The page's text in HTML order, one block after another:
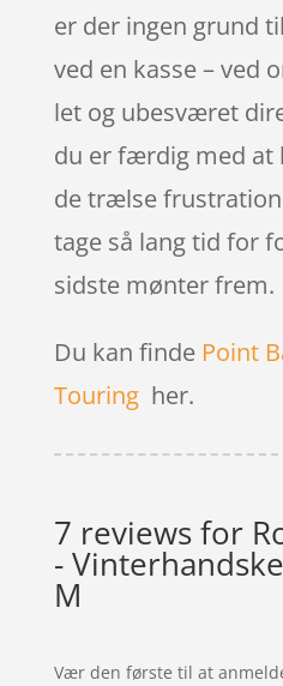
er der ingen grund
ved en kasse – ved
let og ubesværet
du er færdig med at
de trælse
tage så lang tid for
sidste mønter frem.
Du kan finde Point
Touringher.
7 reviews for
-
M
Vær den første til at